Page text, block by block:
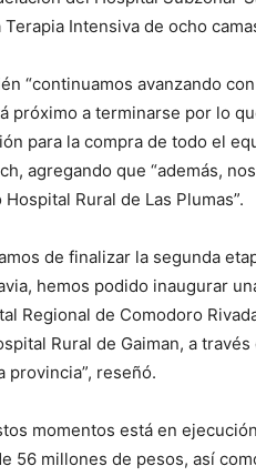
Terapia Intensiva de ocho
“continuamos avanzando
próximo a terminarse por lo
para la compra de todo el
agregando que “además,
Hospital Rural de Las Plumas”.
de finalizar la segunda
hemos podido inaugurar
Regional de Comodoro
Rural de Gaiman, a
provincia”, reseñó.
momentos está en
56 millones de pesos, así